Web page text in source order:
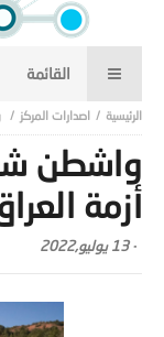
اصدارات المركز
واشطن
أزمة
-13 يوليو,2022